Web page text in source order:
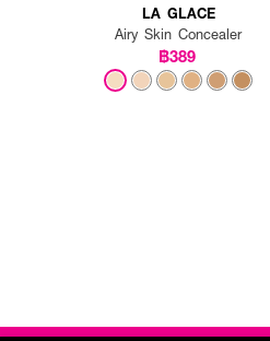
LA GLACE
Airy Skin Concealer
฿389